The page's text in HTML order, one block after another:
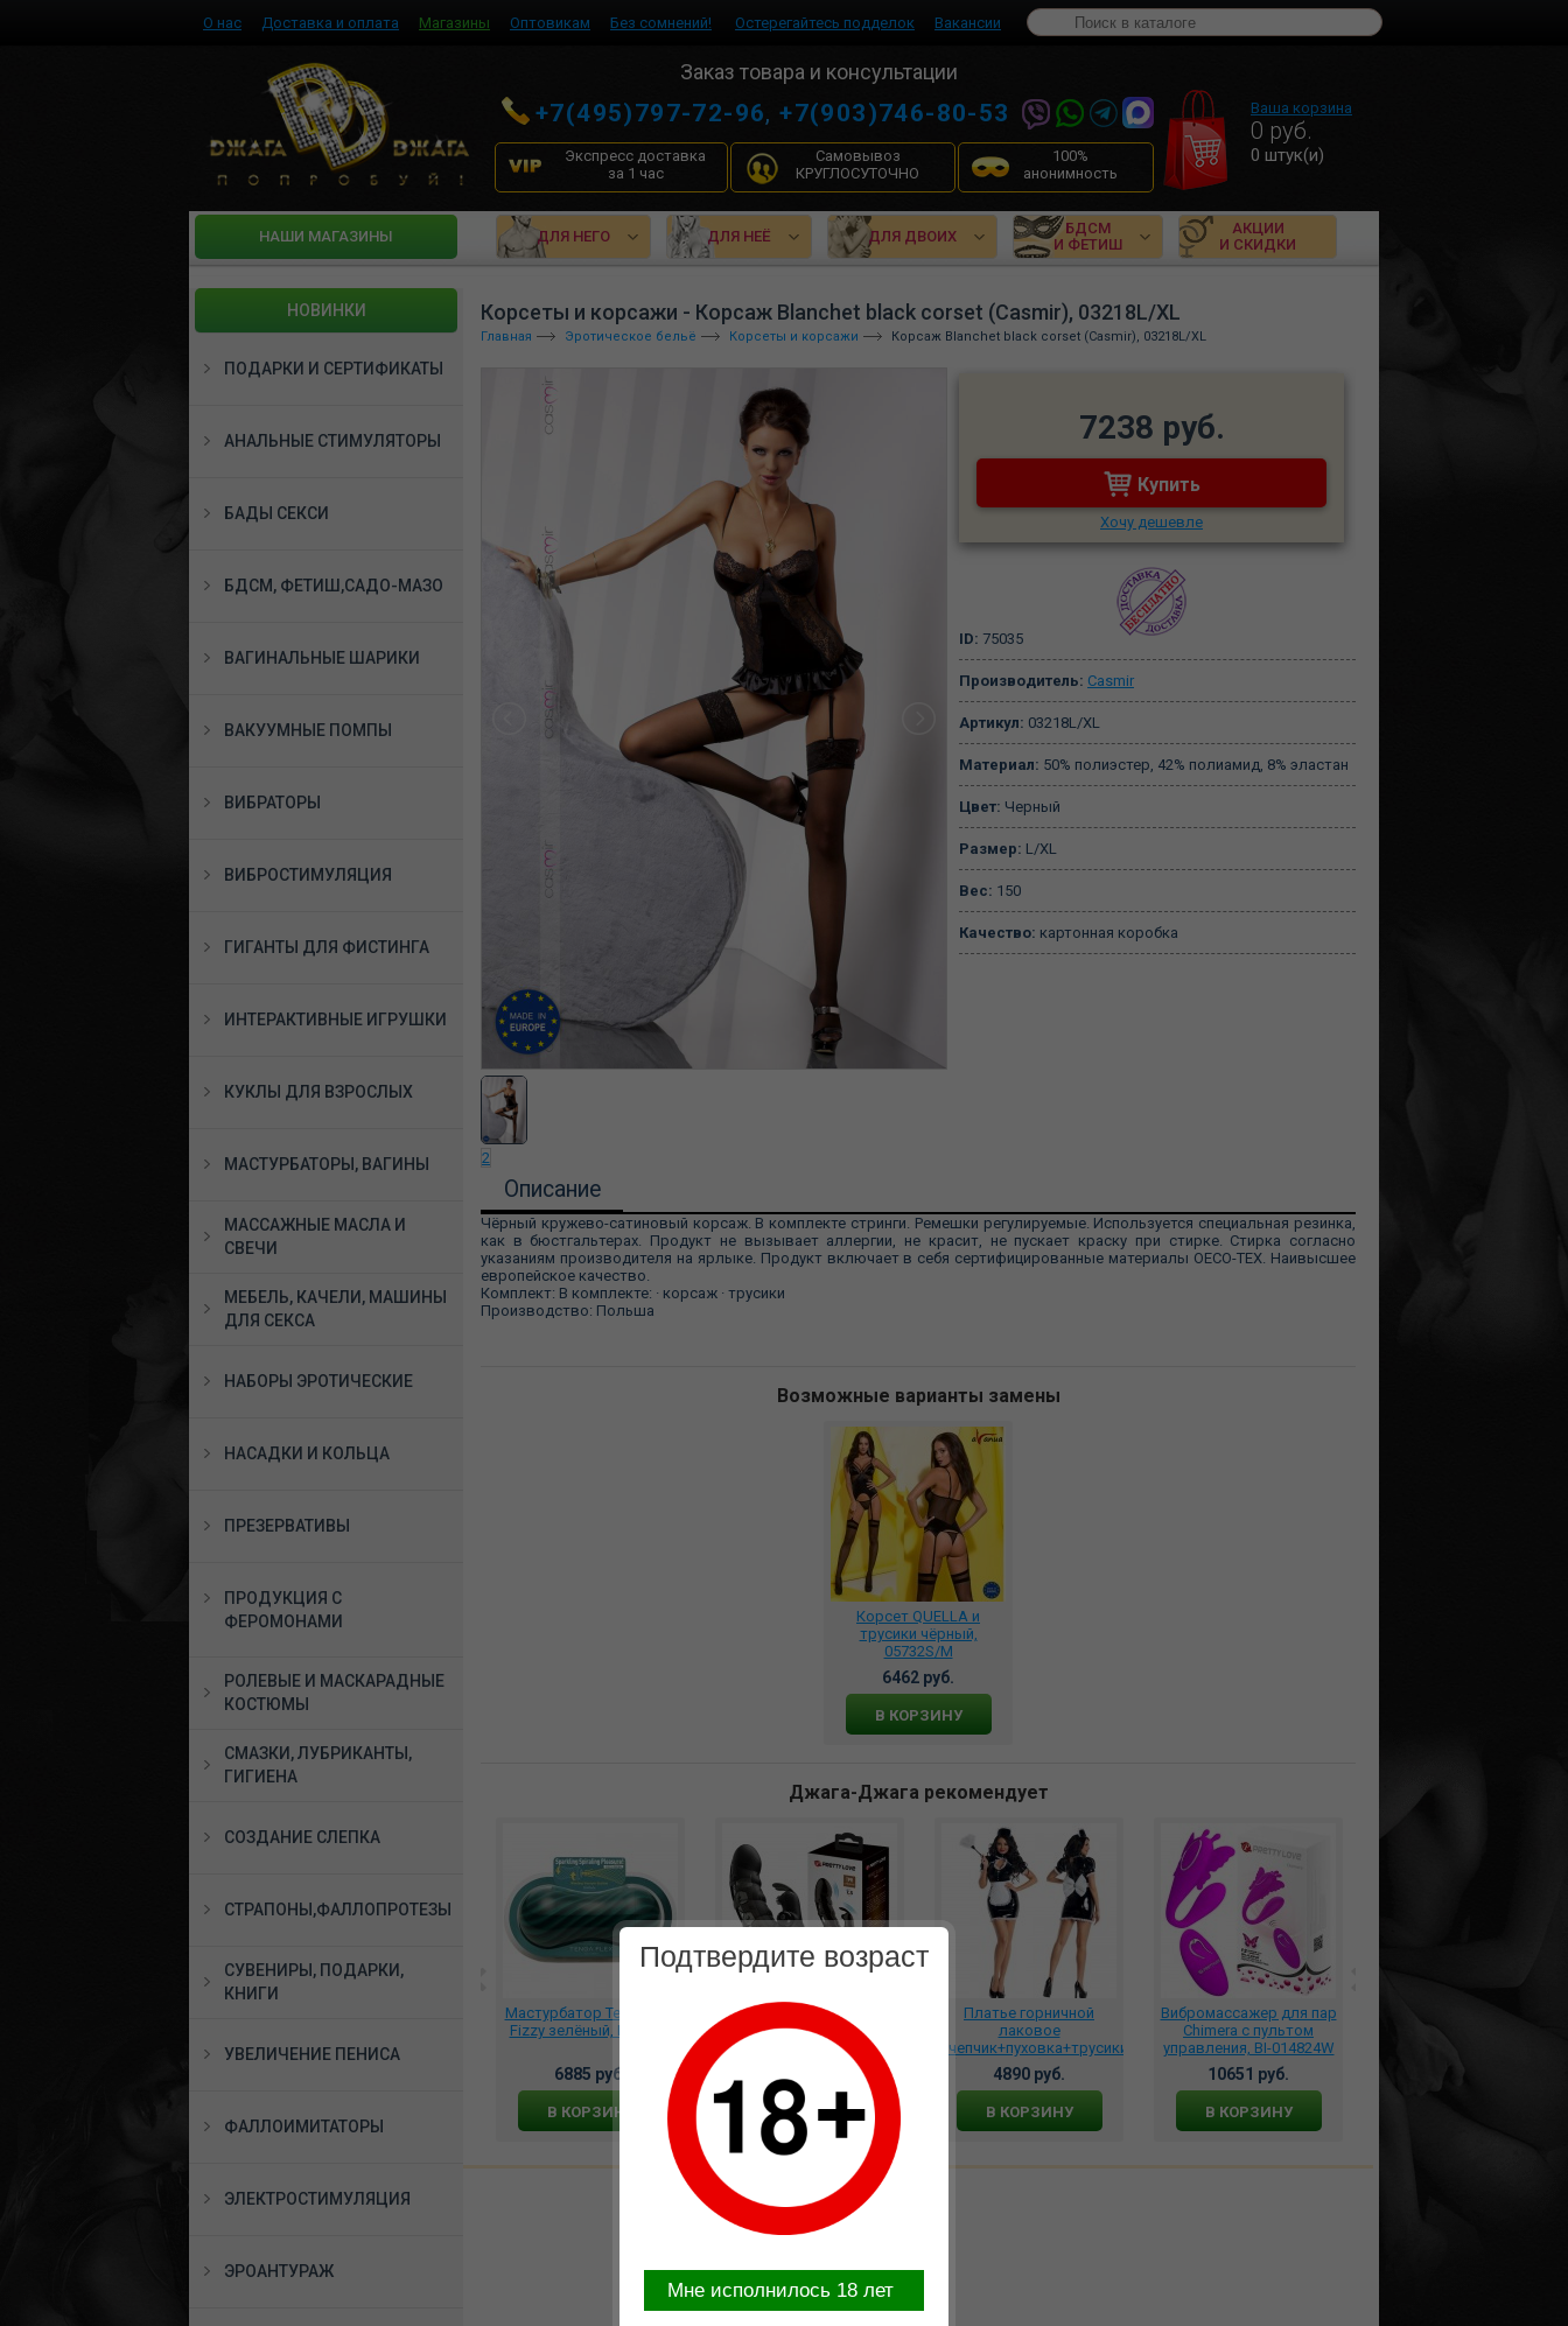
О нас Доставка и оплата Магазины Оптовикам Без сомнений! Остерегайтесь подделок Вакансии
Заказ товара и консультации
+7(495)797-72-96,+7(903)746-80-53
Экспресс доставка
за 1 час
Самовывоз
КРУГЛОСУТОЧНО
100%
анонимность
Ваша корзина
0 руб.
0 штук(и)
HАШИ МАГАЗИНЫ ДЛЯ НЕГО ДЛЯ НЕЁ ДЛЯ ДВОИХ
БДСМ
И ФЕТИШ
АКЦИИ
И СКИДКИ
НОВИНКИ
ПОДАРКИ И СЕРТИФИКАТЫ
АНАЛЬНЫЕ СТИМУЛЯТОРЫ
БАДЫ СЕКСИ
БДСМ, ФЕТИШ,САДО-МАЗО
ВАГИНАЛЬНЫЕ ШАРИКИ
ВАКУУМНЫЕ ПОМПЫ
ВИБРАТОРЫ
ВИБРОСТИМУЛЯЦИЯ
ГИГАНТЫ ДЛЯ ФИСТИНГА
ИНТЕРАКТИВНЫЕ ИГРУШКИ
КУКЛЫ ДЛЯ ВЗРОСЛЫХ
МАСТУРБАТОРЫ, ВАГИНЫ
МАССАЖНЫЕ МАСЛА И
СВЕЧИ
МЕБЕЛЬ, КАЧЕЛИ, МАШИНЫ
ДЛЯ СЕКСА
НАБОРЫ ЭРОТИЧЕСКИЕ
НАСАДКИ И КОЛЬЦА
ПРЕЗЕРВАТИВЫ
ПРОДУКЦИЯ С
ФЕРОМОНАМИ
РОЛЕВЫЕ И МАСКАРАДНЫЕ
КОСТЮМЫ
СМАЗКИ, ЛУБРИКАНТЫ,
ГИГИЕНА
СОЗДАНИЕ СЛЕПКА
СТРАПОНЫ,ФАЛЛОПРОТЕЗЫ
СУВЕНИРЫ, ПОДАРКИ,
КНИГИ
УВЕЛИЧЕНИЕ ПЕНИСА
ФАЛЛОИМИТАТОРЫ
ЭЛЕКТРОСТИМУЛЯЦИЯ
ЭРОАНТУРАЖ
Корсеты и корсажи - Корсаж Blanchet black corset (Casmir), 03218L/XL
Главная Эротическое бельё Корсеты и корсажи Корсаж Blanchet black corset (Casmir), 03218L/XL
2
7238 руб.
Купить
Хочу дешевле
ID: 75035
Производитель: Casmir
Артикул: 03218L/XL
Материал: 50% полиэстер, 42% полиамид, 8% эластан
Цвет: Черный
Размер: L/XL
Вес: 150
Качество: картонная коробка
Описание
Чёрный кружево-сатиновый корсаж. В комплекте стринги. Ремешки регулируемые. Используется специальная резинка,
как в бюстгальтерах. Продукт не вызывает аллергии, не красит, не пускает краску при стирке. Стирка согласно
указаниям производителя на ярлыке. Продукт включает в себя сертифицированные материалы OECO-TEX. Наивысшее
европейское качество.
Комплект: В комплекте: · корсаж · трусики
Производство: Польша
Возможные варианты замены
Корсет QUELLA и
трусики чёрный,
05732S/M
6462 руб.
В КОРЗИНУ
Джага-Джага рекомендует
точки G розовый,
598607
Мастурбатор Tenga Flex
Fizzy зелёный, FLX-004
6885 руб.
В КОРЗИНУ
Насадка с подхватом
мошонки, вибрацией и
стимулятором клитора,
В КОРЗИНУ
Платье горничной
лаковое
+чепчик+пуховка+трусики
(4 предмета) DJ_6675
4890 руб.
В КОРЗИНУ
Вибромассажер для пар
Chimera с пультом
управления, BI-014824W
10651 руб.
В КОРЗИНУ
2142 руб.
Подтвердите возраст
Mне исполнилось 18 лет